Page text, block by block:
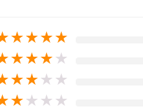
★★★★
★★★ ★
★★ ★ ★
★ ★ ★ ★